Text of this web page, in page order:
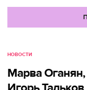
НОВОСТИ
Марва